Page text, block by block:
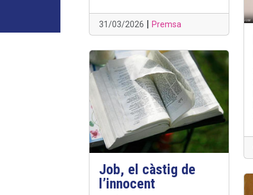
31/03/2026 Premsa
Job, el càstig de
l’innocent